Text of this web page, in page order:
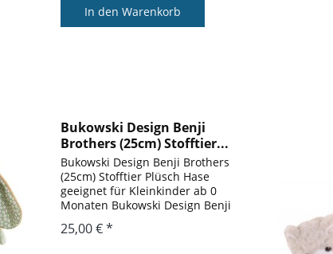
In den Warenkorb
Bukowski Design Benji
Brothers (25cm) Stofftier...
Bukowski Design Benji Brothers
(25cm) Stofftier Plüsch Hase
geeignet für Kleinkinder ab 0
Monaten Bukowski Design Benji
Hase geeignet für Kleinkinder ab
25,00 € *